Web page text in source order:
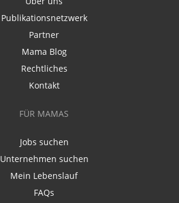
Publikationsnetzwerk
Partner
Mama Blog
Rechtliches
Kontakt
FÜR MAMAS
Jobs suchen
Unternehmen suchen
Mein Lebenslauf
FAQs